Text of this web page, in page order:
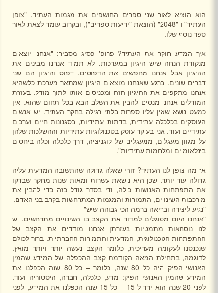
הוא הוציא לאור שני ספרים החושפים את מגמות העתיד, "צופן
העתיד" ו-"2048" (הוצאת "ידיעות ספרים"), ובקרוב עומד לצאת לאור
ספר נוסף שלו.
איך המדע חוקר את העתיד? פרופ' פסיג מסביר: "אנחנו יוצאים
מנקודת הנחה שיש היגיון במערכות. לא תמיד אנחנו מבינים את
ההיגיון אבל אנחנו מחפשים את הדפוסים. דפוס והיגיון הם שני
דברים שונים. ברגע שאנחנו מוצאים היגיון שמתאר מערכת כלשהיא
אנחנו מתקפים את ההיגיון הזה ומכניסים אותו לתוך מודל. בעזרת
המודלים אנחנו מנסים להבין את השלב הבא בכל תחום שהוא. אין
כמעט נושא שאין עליו ספרות בלתי רגילה בחקר העתיד. יש אנשים
העוסקים בכלכלה עתידית, בדתות עתידיות, בסגנונות חיים וערכים
עתידיים ועוד. אני בעיקר עוסק בטכנולוגיות עתידיות וההשלכות שלהן
על מגוון מעגלים, ממעגלים של קוגניציה, דרך כלכלה וכלה ביחסים
בינלאומיים ומלחמות עתידיות".
אז מה צופן לנו העתיד? זוהי שאלה גדולה שהתשובה המדעית עליה
גדולה עוד יותר, שכן היא נושאת עשרות ומאות שנות מחקר שבדקו
את התפתחות האנושות כולה, ודי בסדר גודל כזה כדי להבין את
מורכבות השינויים, התמורות והמגמות המתרחשות בקרב בני האדם.
"נגיע ליצירה ובריאה ברמה הכי גבוהה שיש"
"אנחנו היום מסוגלים למדוד את הקצב בו השינויים מתרחשים. יש
לנו נוסחאות מתמטיות בעזרתן אנחנו מודדים את הקצב של
ההתפתחות הטכנולוגית, המדעית והתמורות החברתיות. ברור לכולם
שנכנסנו לעקומה מעריכית, כלומר הקצב נעשה יותר ויותר מואץ.
לדוגמה, בתחילת המאה הקודמת קצב ההכפלה של המידע שהמין
האנושי הפיק היה כל 80 שנה, כלומר – כל 80 שנה הכפלנו את
המידע שהמין האנושי הפיק: מדע, כלכלה, חברה, היסטוריה ועוד.
לפני 20 שנה הוא ירד ל-15 – כל 15 שנה הכפלנו את המידע, לפני